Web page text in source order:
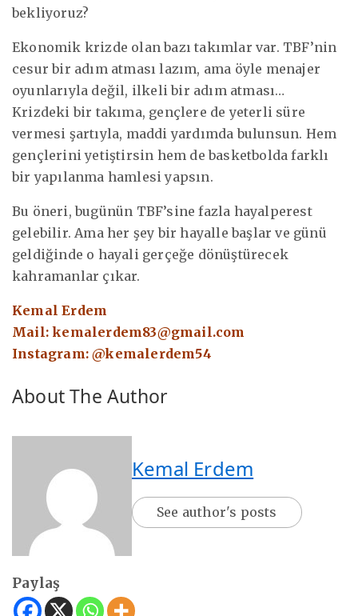
bekliyoruz?
Ekonomik krizde olan bazı takımlar var. TBF’nin
cesur bir adım atması lazım, ama öyle menajer
oyunlarıyla değil, ilkeli bir adım atması…
Krizdeki bir takıma, gençlere de yeterli süre
vermesi şartıyla, maddi yardımda bulunsun. Hem
gençlerini yetiştirsin hem de basketbolda farklı
bir yapılanma hamlesi yapsın.
Bu öneri, bugünün TBF’sine fazla hayalperest
gelebilir. Ama her şey bir hayalle başlar ve günü
geldiğinde o hayali gerçeğe dönüştürecek
kahramanlar çıkar.
Kemal Erdem
Mail:kemalerdem83@gmail.com
Instagram: @kemalerdem54
About The Author
Kemal Erdem
See author's posts
Paylaş